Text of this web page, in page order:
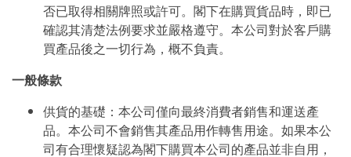
否已取得相關牌照或許可。閣下在購買貨品時，即已
確認其清楚法例要求並嚴格遵守。本公司對於客戶購
買產品後之一切行為，概不負責。
一般條款
供貨的基礎：本公司僅向最終消費者銷售和運送產
品。本公司不會銷售其產品用作轉售用途。如果本公
司有合理懷疑認為閣下購買本公司的產品並非自用，